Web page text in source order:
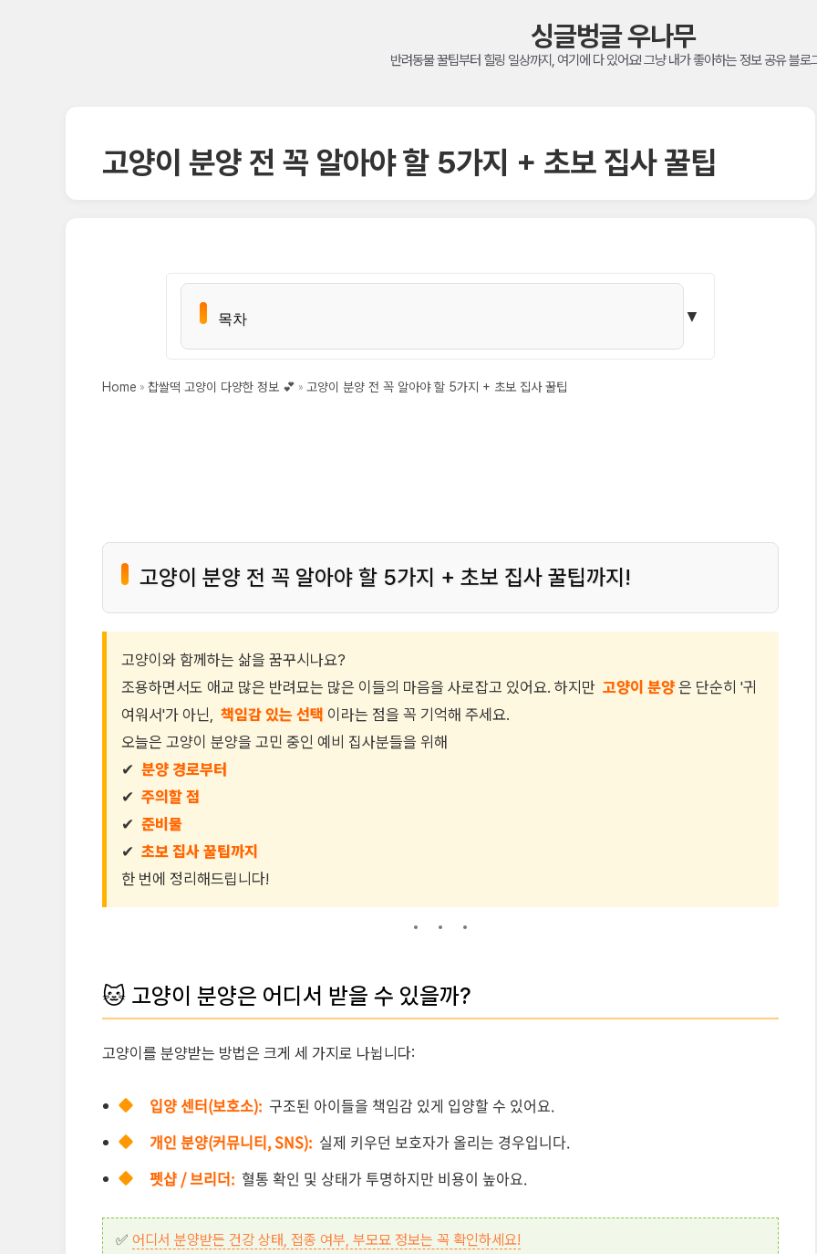
싱글벙글 우나무
반려동물 꿀팁부터 힐링 일상까지, 여기에 다 있어요! 그냥 내가 좋아하는 정보 공유 블
고양이 분양 전 꼭 알아야 할 5가지 + 초보 집사 꿀팁
목차 ▼
💬 초보 집사를 위한 꿀팁 & 양육 정보
📍 고양이 분양 꿀팁 요약!
Home 찹쌀떡 고양이 다양한 정보 💕 고양이 분양 전 꼭 알아야 할 5가지 + 초보 집사 꿀팁
고양이 분양 전 꼭 알아야 할 5가지 + 초보 집사 꿀팁까지!
고양이와 함께하는 삶을 꿈꾸시나요?
조용하면서도 애교 많은 반려묘는 많은 이들의 마음을 사로잡고 있어요. 하지만 고양이 분양 은 단순히 '귀
여워서'가 아닌, 책임감 있는 선택 이라는 점을 꼭 기억해 주세요.
오늘은 고양이 분양을 고민 중인 예비 집사분들을 위해
✔ 분양 경로부터
✔ 주의할 점
✔ 준비물
✔ 초보 집사 꿀팁까지
한 번에 정리해드립니다!
🐱 고양이 분양은 어디서 받을 수 있을까?
고양이를 분양받는 방법은 크게 세 가지로 나뉩니다:
입양 센터(보호소): 구조된 아이들을 책임감 있게 입양할 수 있어요.
개인 분양(커뮤니티, SNS): 실제 키우던 보호자가 올리는 경우입니다.
펫샵 / 브리더: 혈통 확인 및 상태가 투명하지만 비용이 높아요.
✅ 어디서 분양받든 건강 상태, 접종 여부, 부모묘 정보는 꼭 확인하세요!